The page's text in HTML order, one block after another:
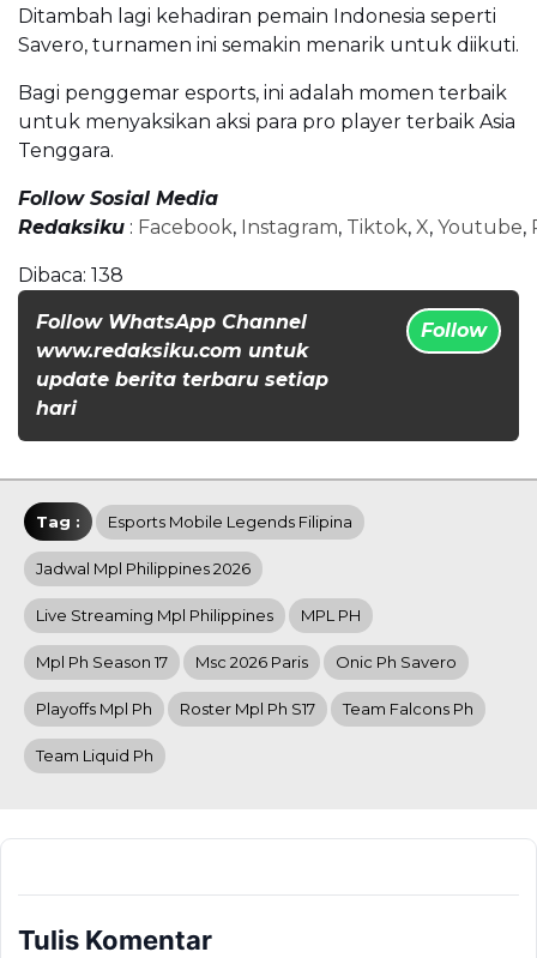
Ditambah lagi kehadiran pemain Indonesia seperti
Savero, turnamen ini semakin menarik untuk diikuti.
Bagi penggemar esports, ini adalah momen terbaik
untuk menyaksikan aksi para pro player terbaik Asia
Tenggara.
Follow Sosial Media
Redaksiku : Facebook, Instagram, Tiktok, X, Youtube,
Dibaca: 138
Follow WhatsApp Channel
www.redaksiku.com untuk
update berita terbaru setiap
hari
Follow
Tag : Esports Mobile Legends Filipina
Jadwal Mpl Philippines 2026
Live Streaming Mpl Philippines MPL PH
Mpl Ph Season 17 Msc 2026 Paris Onic Ph Savero
Playoffs Mpl Ph Roster Mpl Ph S17 Team Falcons Ph
Team Liquid Ph
Tulis Komentar